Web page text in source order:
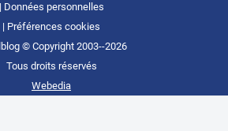
Données personnelles
Préférences cookies
© Copyright 2003--2026
Tous droits réservés
Webedia